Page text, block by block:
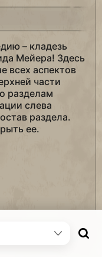
– кладезь
Мейера! Здесь
всех аспектов
части
разделам
слева
раздела.
ее.